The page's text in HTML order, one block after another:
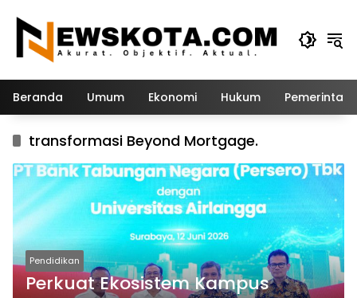
konten
Beranda Umum Ekonomi Hukum
transformasi Beyond Mortgage.
Pendidikan
Perkuat Ekosistem Kampus